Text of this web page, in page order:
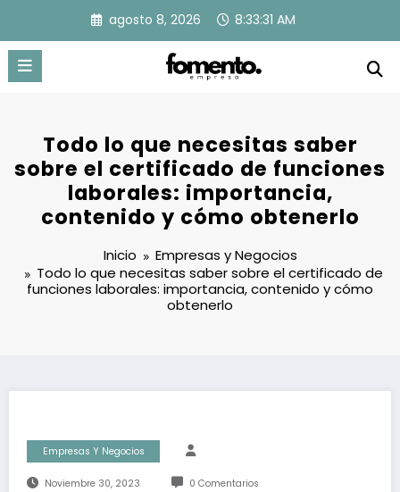
contenido
agosto 8, 2026 8:33:32 AM
Todo lo que necesitas saber
sobre el certificado de funciones
laborales: importancia,
contenido y cómo obtenerlo
Inicio
Empresas y Negocios
Todo lo que necesitas saber sobre el certificado de
funciones laborales: importancia, contenido y cómo
obtenerlo
Empresas Y Negocios
Noviembre 30, 2023 0 Comentarios